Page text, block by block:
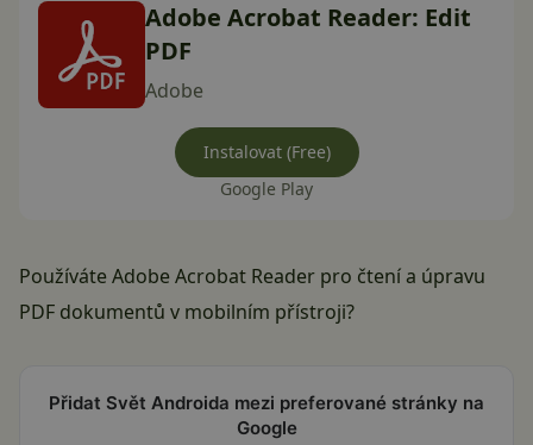
Adobe Acrobat Reader: Edit
PDF
Adobe
Instalovat (Free)
Google Play
Používáte Adobe Acrobat Reader pro čtení a úpravu
PDF dokumentů v mobilním přístroji?
Přidat Svět Androida mezi preferované stránky na
Google